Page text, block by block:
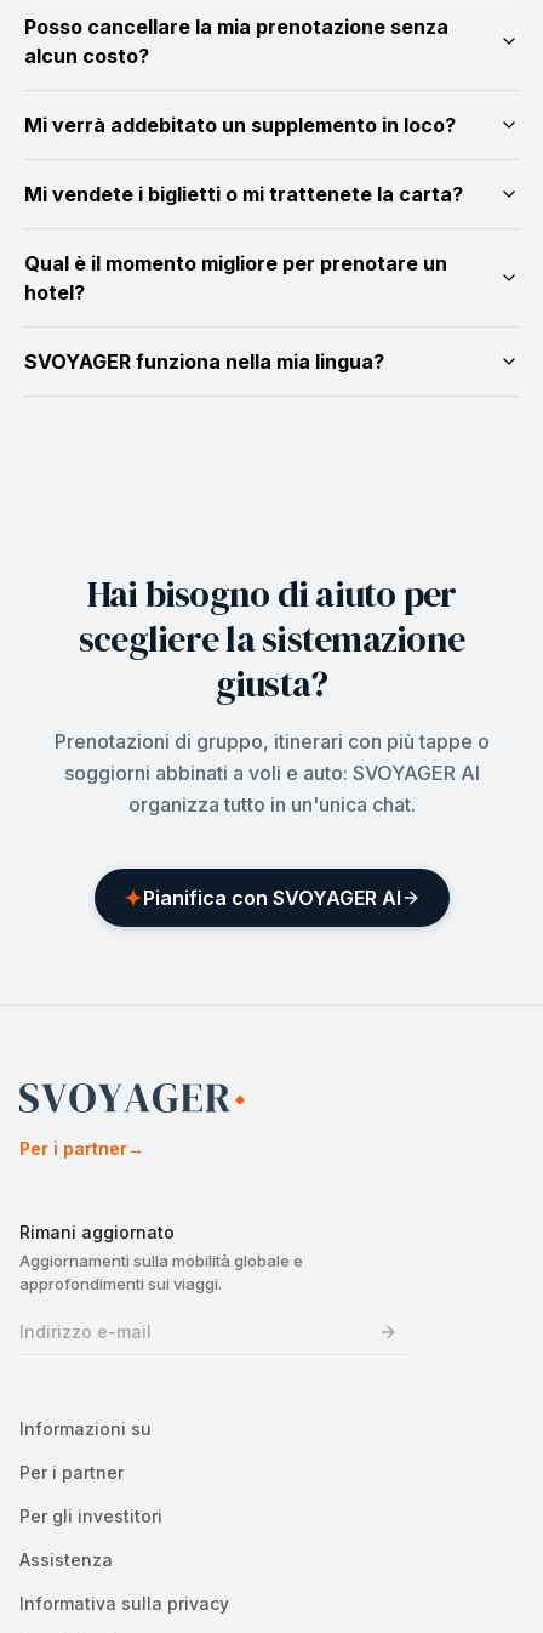
Posso cancellare la mia prenotazione senza
alcun costo?
Mi verrà addebitato un supplemento in loco?
Mi vendete i biglietti o mi trattenete la carta?
Qual è il momento migliore per prenotare un
hotel?
SVOYAGER funziona nella mia lingua?
Hai bisogno di aiuto per
scegliere la sistemazione
giusta?
Prenotazioni di gruppo, itinerari con più tappe o
soggiorni abbinati a voli e auto: SVOYAGER AI
organizza tutto in un'unica chat.
Pianifica con SVOYAGER AI
Per i partner→
Rimani aggiornato
Aggiornamenti sulla mobilità globale e
approfondimenti sui viaggi.
Informazioni su
Per i partner
Per gli investitori
Assistenza
Informativa sulla privacy